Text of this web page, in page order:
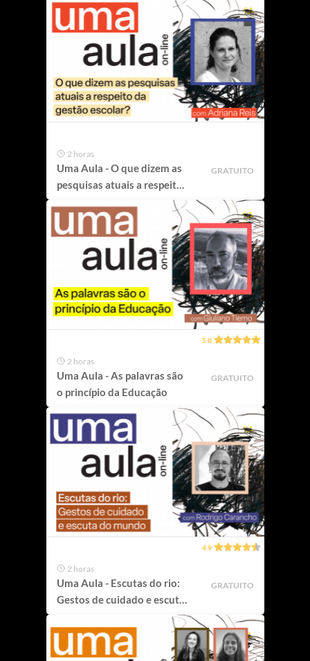
2 horas
Uma Aula - O que dizem as
pesquisas atuais a respeito
GRATUITO
5.0
2 horas
Uma Aula - As palavras são
o princípio da Educação
GRATUITO
4.9
2 horas
Uma Aula - Escutas do rio:
Gestos de cuidado e escuta
GRATUITO